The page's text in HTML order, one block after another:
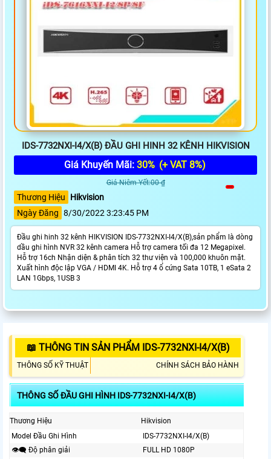
IDS-7732NXI-I4/X(B) ĐẦU GHI HINH 32 KÊNH HIKVISION
Giá Khuyến Mãi: 30% (+ VAT 8%)
Giá Niêm Yết:00 ₫
Thương Hiệu
Hikvision
Ngày Đăng 8/30/2022 3:23:45 PM
Đầu ghi hinh 32 kênh HIKVISION IDS-7732NXI-I4/X(B),sản phẩm là dòng
dầu ghi hình NVR 32 kênh camera Hỗ trợ camera tối đa 12 Megapixel.
Hỗ trợ 16ch Nhận diện & phân tích 32 thư viện và 100,000 khuôn mặt.
Xuất hình độc lập VGA / HDMI 4K. Hỗ trợ 4 ổ cứng Sata 10TB, 1 eSata 2
LAN 1Gbps, 1USB 3
📖 THÔNG TIN SẢN PHẨM IDS-7732NXI-I4/X(B)
THÔNG SỐ KỸ THUẬT CHÍNH SÁCH BẢO HÀNH
THÔNG SỐ ĐẦU GHI HÌNH IDS-7732NXI-I4/X(B)
Thương Hiệu
Hikvision
Model Đầu Ghi Hình
IDS-7732NXI-I4/X(B)
👁️‍🗨 Độ phân giải
FULL HD 1080P